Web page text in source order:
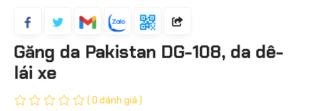
Găng da Pakistan DG-108, da dê-
lái xe
( 0 đánh giá )